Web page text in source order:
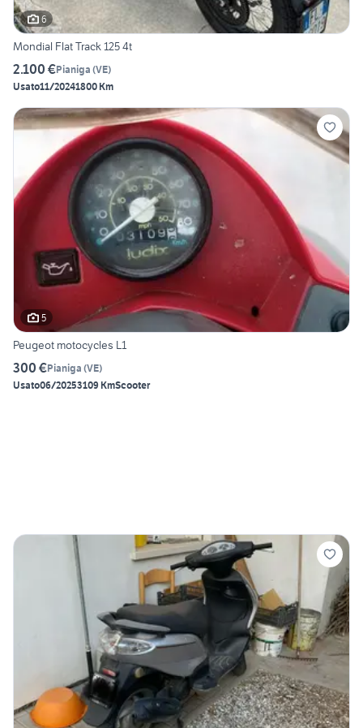
6
Mondial Flat Track 125 4t
2.100 €Pianiga (VE)
Usato11/20241800 Km
5
Peugeot motocycles L1
300 €Pianiga (VE)
Usato06/20253109 KmScooter